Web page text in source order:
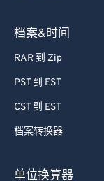
档案&时间
RAR 到 Zip
PST 到 EST
CST 到 EST
档案转换器
单位换算器